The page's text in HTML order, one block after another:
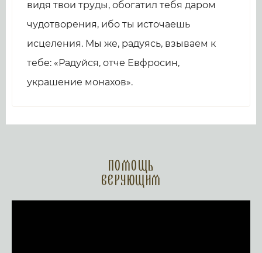
видя твои труды, обогатил тебя даром
чудотворения, ибо ты источаешь
исцеления. Мы же, радуясь, взываем к
тебе: «Радуйся, отче Евфросин,
украшение монахов».
Помощь
верующим